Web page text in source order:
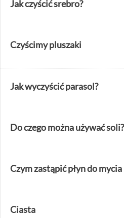
Jak czyścić srebro?
Czyścimy pluszaki
Jak wyczyścić parasol?
Do czego można używać soli?
Czym zastąpić płyn do mycia
Ciasta